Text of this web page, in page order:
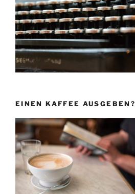
EINEN KAFFEE AUSGEBEN?